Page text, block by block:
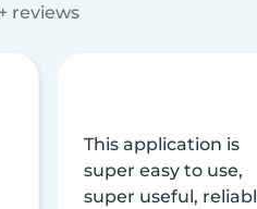
reviews
This application is
super easy to use,
super useful,